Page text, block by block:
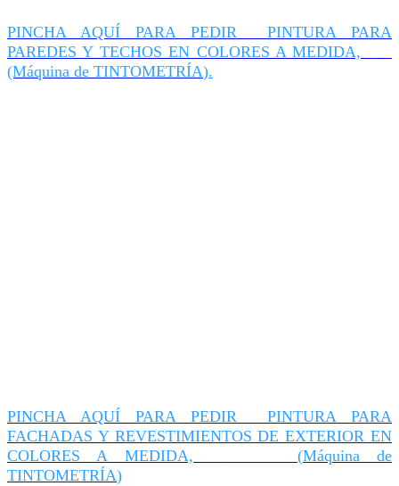
PINCHA AQUÍ PARA PEDIR PINTURA PARA
PAREDES Y TECHOS EN COLORES A MEDIDA,
(Máquina de TINTOMETRÍA).
PINCHA AQUÍ PARA PEDIR PINTURA PARA
FACHADAS Y REVESTIMIENTOS DE EXTERIOR EN
COLORES A MEDIDA,
(Máquina de
TINTOMETRÍA)